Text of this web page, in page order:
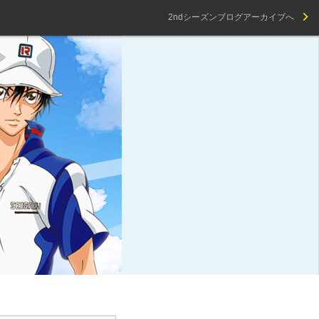
2ndシーズンブログアーカイブへ